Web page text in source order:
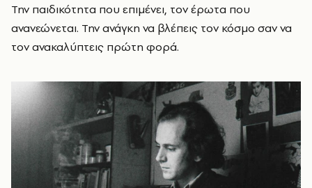
Την παιδικότητα που επιμένει, τον έρωτα που
ανανεώνεται. Την ανάγκη να βλέπεις τον κόσμο σαν να
τον ανακαλύπτεις πρώτη φορά.